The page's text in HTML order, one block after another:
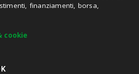
finanziamenti, borsa,
cookie